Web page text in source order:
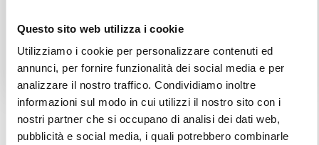
Questo sito web utilizza i cookie
Utilizziamo i cookie per personalizzare contenuti ed
annunci, per fornire funzionalità dei social media e per
analizzare il nostro traffico. Condividiamo inoltre
informazioni sul modo in cui utilizzi il nostro sito con i
nostri partner che si occupano di analisi dei dati web,
pubblicità e social media, i quali potrebbero combinarle
Create Account